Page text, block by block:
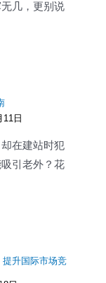
几，更别说
11日
在建站时犯
引老外？花
升国际市场竞